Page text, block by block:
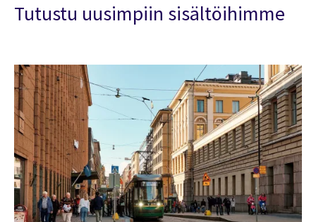
Tutustu uusimpiin sisältöihimme